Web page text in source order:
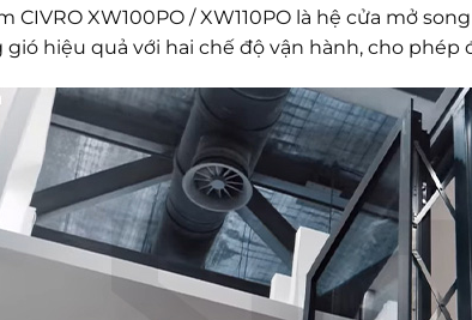
CIVRO XW100PO / XW110PO là hệ cửa mở
hiệu quả với hai chế độ vận hành, cho